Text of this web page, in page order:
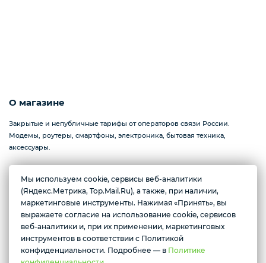
О магазине
Закрытые и непубличные тарифы от операторов связи России.
Модемы, роутеры, смартфоны, электроника, бытовая техника,
аксессуары.
Севастополь, проспект Генерала Острякова, 233
Ежедневно с 10:00 до 17:00
Условия доставки
Мы используем cookie, сервисы веб-аналитики
(Яндекс.Метрика, Top.Mail.Ru), а также, при наличии,
маркетинговые инструменты. Нажимая «Принять», вы
выражаете согласие на использование cookie, сервисов
веб-аналитики и, при их применении, маркетинговых
инструментов в соответствии с Политикой
конфиденциальности. Подробнее — в Политике
Желаете подозвать сотрудника
Да Нет